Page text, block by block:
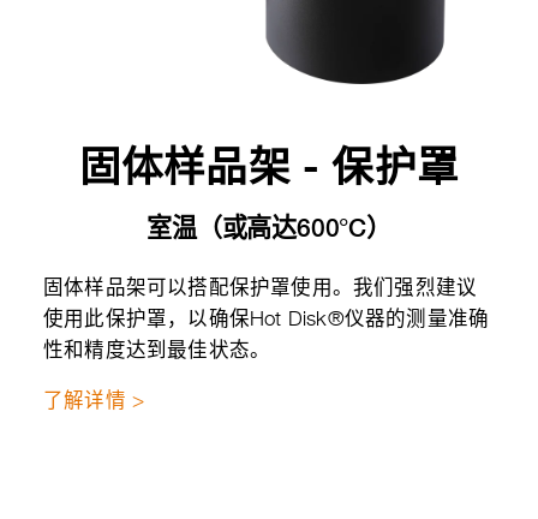
固体样品架 - 保护罩
室温（或高达600°C）
固体样品架可以搭配保护罩使用。我们强烈建议
使用此保护罩，以确保Hot Disk®仪器的测量准确
性和精度达到最佳状态。
了解详情 >